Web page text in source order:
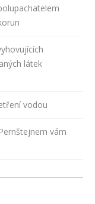
látek
vodou
vám